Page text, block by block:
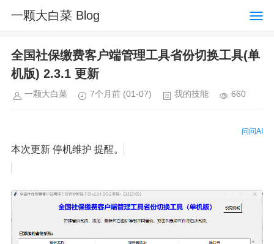
一颗大白菜 Blog
全国社保缴费客户端管理工具省份切换工具(单
机版) 2.3.1 更新
一颗大白菜 7个月前 (01-07) 我的技能 660
问问AI
本次更新 停机维护 提醒。